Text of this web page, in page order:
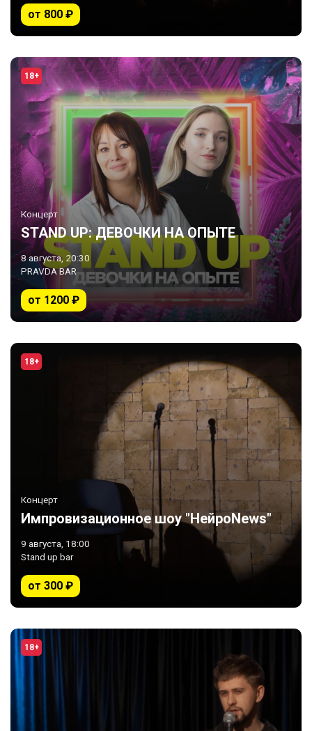
от 800 ₽
18+
Концерт
STAND UP: ДЕВОЧКИ НА ОПЫТЕ
8 августа, 20:30
PRAVDA BAR
от 1200 ₽
18+
Концерт
Импровизационное шоу "НейроNews"
9 августа, 18:00
Stand up bar
от 300 ₽
18+